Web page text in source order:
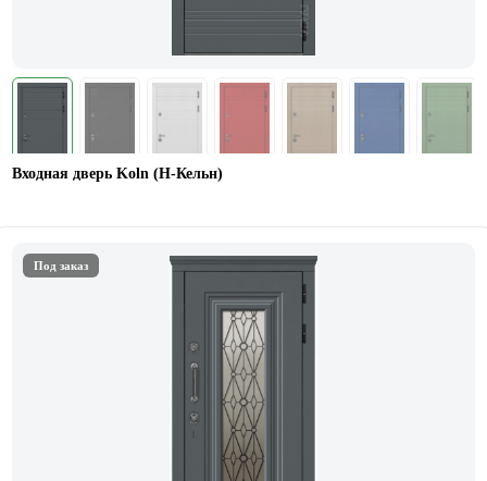
Входная дверь Koln (Н-Кельн)
Под заказ